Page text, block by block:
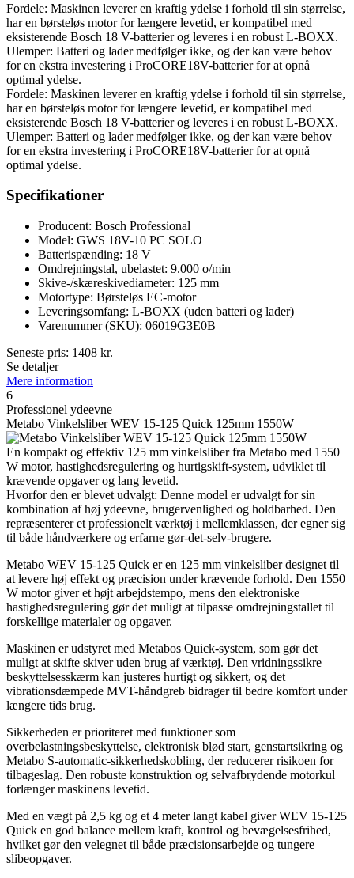
Fordele: Maskinen leverer en kraftig ydelse i forhold til sin størrelse,
har en børsteløs motor for længere levetid, er kompatibel med
eksisterende Bosch 18 V-batterier og leveres i en robust L-BOXX.
Ulemper: Batteri og lader medfølger ikke, og der kan være behov
for en ekstra investering i ProCORE18V-batterier for at opnå
optimal ydelse.
Fordele: Maskinen leverer en kraftig ydelse i forhold til sin størrelse,
har en børsteløs motor for længere levetid, er kompatibel med
eksisterende Bosch 18 V-batterier og leveres i en robust L-BOXX.
Ulemper: Batteri og lader medfølger ikke, og der kan være behov
for en ekstra investering i ProCORE18V-batterier for at opnå
optimal ydelse.
Specifikationer
Producent: Bosch Professional
Model: GWS 18V-10 PC SOLO
Batterispænding: 18 V
Omdrejningstal, ubelastet: 9.000 o/min
Skive-/skæreskivediameter: 125 mm
Motortype: Børsteløs EC-motor
Leveringsomfang: L-BOXX (uden batteri og lader)
Varenummer (SKU): 06019G3E0B
Seneste pris: 1408 kr.
Se detaljer
Mere information
6
Professionel ydeevne
Metabo Vinkelsliber WEV 15-125 Quick 125mm 1550W
En kompakt og effektiv 125 mm vinkelsliber fra Metabo med 1550
W motor, hastighedsregulering og hurtigskift-system, udviklet til
krævende opgaver og lang levetid.
Hvorfor den er blevet udvalgt: Denne model er udvalgt for sin
kombination af høj ydeevne, brugervenlighed og holdbarhed. Den
repræsenterer et professionelt værktøj i mellemklassen, der egner sig
til både håndværkere og erfarne gør-det-selv-brugere.
Metabo WEV 15-125 Quick er en 125 mm vinkelsliber designet til
at levere høj effekt og præcision under krævende forhold. Den 1550
W motor giver et højt arbejdstempo, mens den elektroniske
hastighedsregulering gør det muligt at tilpasse omdrejningstallet til
forskellige materialer og opgaver.
Maskinen er udstyret med Metabos Quick-system, som gør det
muligt at skifte skiver uden brug af værktøj. Den vridningssikre
beskyttelsesskærm kan justeres hurtigt og sikkert, og det
vibrationsdæmpede MVT-håndgreb bidrager til bedre komfort under
længere tids brug.
Sikkerheden er prioriteret med funktioner som
overbelastningsbeskyttelse, elektronisk blød start, genstartsikring og
Metabo S-automatic-sikkerhedskobling, der reducerer risikoen for
tilbageslag. Den robuste konstruktion og selvafbrydende motorkul
forlænger maskinens levetid.
Med en vægt på 2,5 kg og et 4 meter langt kabel giver WEV 15-125
Quick en god balance mellem kraft, kontrol og bevægelsesfrihed,
hvilket gør den velegnet til både præcisionsarbejde og tungere
slibeopgaver.